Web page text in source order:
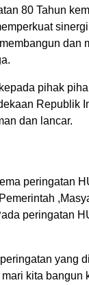
80 Tahun
dan
pihak
Republik
dan lancar.
peringatan
peringatan
yang
kita bangun